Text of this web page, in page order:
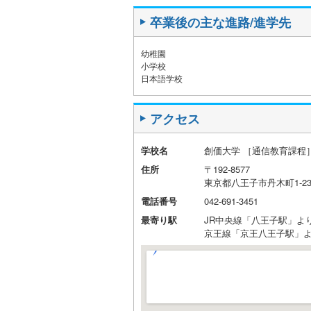
卒業後の主な進路/進学先
幼稚園
小学校
日本語学校
アクセス
学校名
創価大学 ［通信教育課程］
住所
〒192-8577
東京都八王子市丹木町1-
電話番号
042-691-3451
最寄り駅
JR中央線「八王子駅」よ
京王線「京王八王子駅」